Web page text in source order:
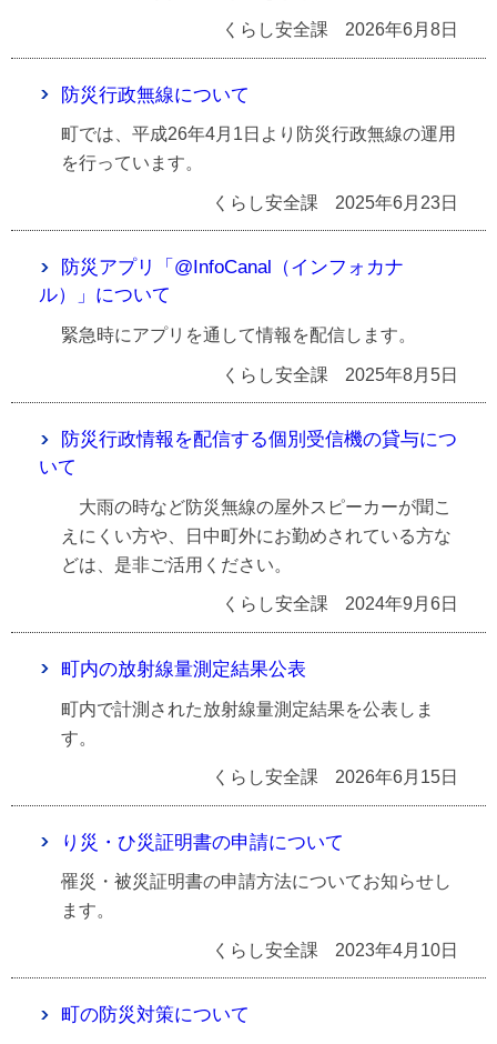
くらし安全課 2026年6月8日
防災行政無線について
町では、平成26年4月1日より防災行政無線の運用
を行っています。
くらし安全課 2025年6月23日
防災アプリ「@InfoCanal（インフォカナ
ル）」について
緊急時にアプリを通して情報を配信します。
くらし安全課 2025年8月5日
防災行政情報を配信する個別受信機の貸与につ
いて
大雨の時など防災無線の屋外スピーカーが聞こ
えにくい方や、日中町外にお勤めされている方な
どは、是非ご活用ください。
くらし安全課 2024年9月6日
町内の放射線量測定結果公表
町内で計測された放射線量測定結果を公表しま
す。
くらし安全課 2026年6月15日
り災・ひ災証明書の申請について
罹災・被災証明書の申請方法についてお知らせし
ます。
くらし安全課 2023年4月10日
町の防災対策について